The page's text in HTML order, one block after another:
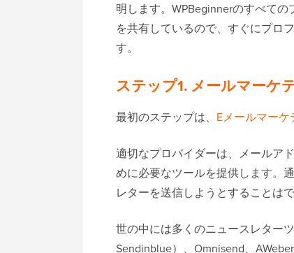
明します。WPBeginnerのすべて
を共有しているので、すぐにプロ
す。
ステップ1. メールマーケ
最初のステップは、 Eメールマー
適切なプロバイダーは、メールア
めに必要なツールを提供します。
レターを送信しようとすることは
世の中には多くのニュースレター
Sendinblue）、Omnisend、AWeber